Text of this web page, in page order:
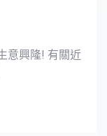
意興隆! 有關近